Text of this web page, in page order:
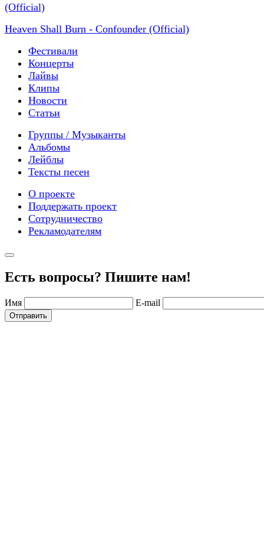
Heaven Shall Burn - Confounder (Official)
Фестивали
Концерты
Лайвы
Клипы
Новости
Статьи
Группы / Музыканты
Альбомы
Лейблы
Тексты песен
О проекте
Поддержать проект
Сотрудничество
Рекламодателям
Есть вопросы? Пишите нам!
Имя E-mail